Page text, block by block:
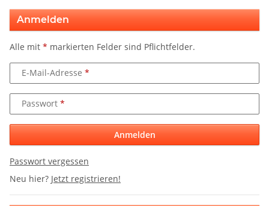
Anmelden
Alle mit * markierten Felder sind Pflichtfelder.
E-Mail-Adresse
Passwort
Anmelden
Passwort vergessen
Neu hier? Jetzt registrieren!